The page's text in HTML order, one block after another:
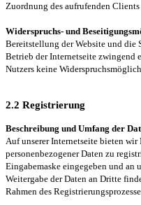
Zuordnung des aufrufenden
Widerspruchs- und
Bereitstellung der Website und die
Betrieb der Internetseite zwingend
Nutzers keine
2.2 Registrierung
Beschreibung und Umfang der
Auf unserer Internetseite bieten
personenbezogener Daten zu
Eingabemaske eingegeben und an
Weitergabe der Daten an Dritte
Rahmen des